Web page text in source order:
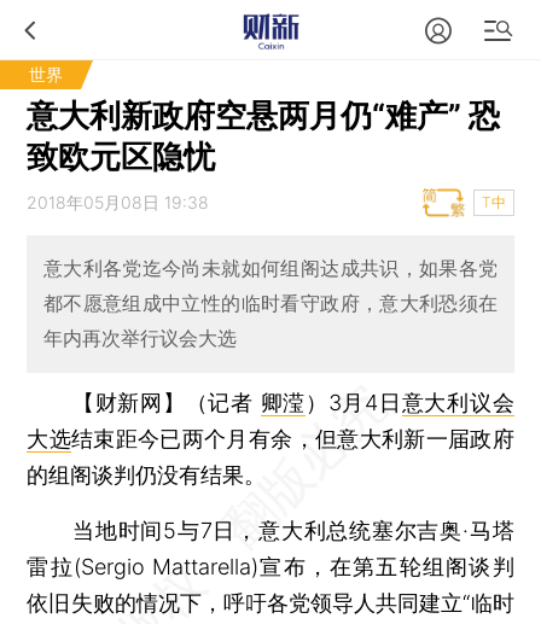
世界
意大利新政府空悬两月仍“难产” 恐
致欧元区隐忧
2018年05月08日 19:38 T中
意大利各党迄今尚未就如何组阁达成共识，如果各党
都不愿意组成中立性的临时看守政府，意大利恐须在
年内再次举行议会大选
【财新网】（记者 卿滢） 3月4日意大利议会
大选结束距今已两个月有余，但意大利新一届政府
的组阁谈判仍没有结果。
当地时间5与7日，意大利总统塞尔吉奥·马塔
雷拉(Sergio Mattarella)宣布，在第五轮组阁谈判
依旧失败的情况下，呼吁各党领导人共同建立“临时